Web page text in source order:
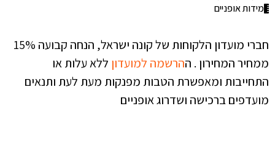
מידות אופניים
חברי מועדון הלקוחות של קונה ישראל, הנחה קבועה 15%
ממחיר המחירון . ההרשמה למועדון ללא עלות או
התחייבות ומאפשרת הטבות מפנקות מעת לעת ותנאים
מועדפים ברכישה ושדרוג אופניים